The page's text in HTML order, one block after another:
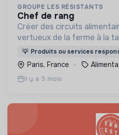
GROUPE LES RÉSISTANTS
chef de rang
Créer des circuits
vertueux de la ferme à la
épicerie).
💡 Produits ou services
Paris, France
Il y a 5 mois